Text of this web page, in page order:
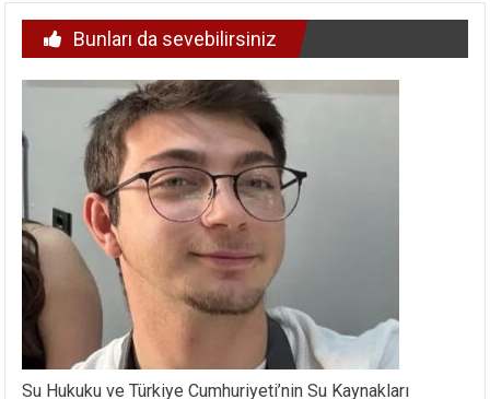
Bunları da sevebilirsiniz
Su Hukuku ve Türkiye Cumhuriyeti’nin Su Kaynakları